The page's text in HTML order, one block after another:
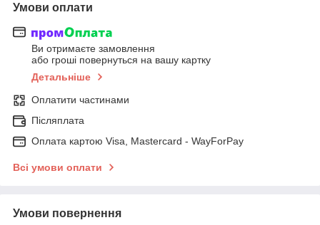
Умови оплати
Ви отримаєте замовлення
або гроші повернуться на вашу картку
Детальніше
Оплатити частинами
Післяплата
Оплата картою Visa, Mastercard - WayForPay
Всі умови оплати
Умови повернення